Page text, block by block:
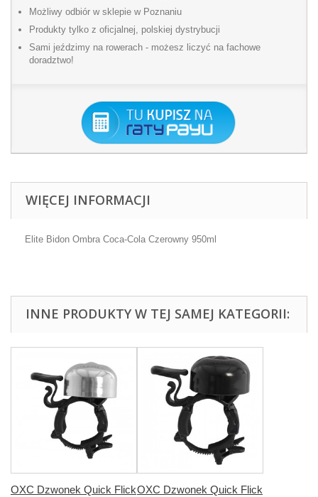
Możliwy odbiór w sklepie w Poznaniu
Produkty tylko z oficjalnej, polskiej dystrybucji
Sami jeździmy na rowerach - możesz liczyć na fachowe
doradztwo!
WIĘCEJ INFORMACJI
Elite Bidon Ombra Coca-Cola Czerowny 950ml
INNE PRODUKTY W TEJ SAMEJ KATEGORII:
OXC Dzwonek Quick FlickOXC Dzwonek Quick Flick